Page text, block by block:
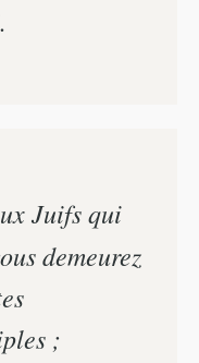
Juifs qui
demeurez
;